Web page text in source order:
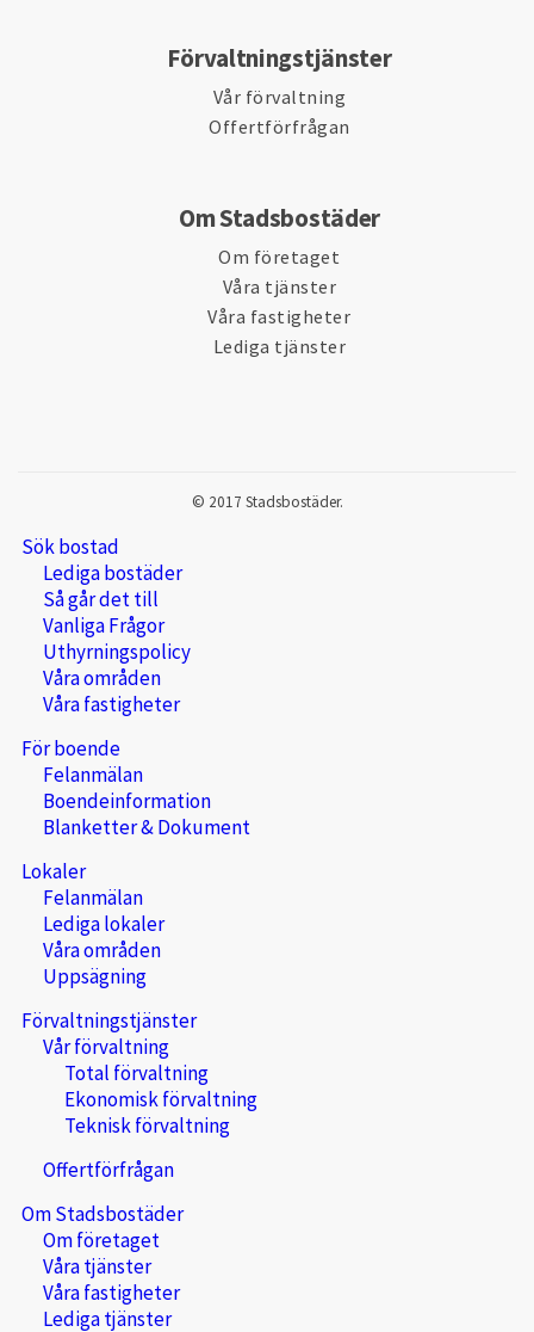
Förvaltningstjänster
Vår förvaltning
Offertförfrågan
Om Stadsbostäder
Om företaget
Våra tjänster
Våra fastigheter
Lediga tjänster
© 2017 Stadsbostäder.
Sök bostad
Lediga bostäder
Så går det till
Vanliga Frågor
Uthyrningspolicy
Våra områden
Våra fastigheter
För boende
Felanmälan
Boendeinformation
Blanketter & Dokument
Lokaler
Felanmälan
Lediga lokaler
Våra områden
Uppsägning
Förvaltningstjänster
Vår förvaltning
Total förvaltning
Ekonomisk förvaltning
Teknisk förvaltning
Offertförfrågan
Om Stadsbostäder
Om företaget
Våra tjänster
Våra fastigheter
Lediga tjänster